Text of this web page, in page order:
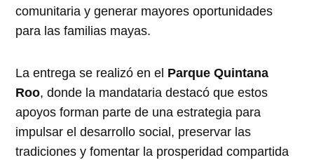
comunitaria y generar mayores oportunidades
para las familias mayas.
La entrega se realizó en el Parque Quintana
Roo, donde la mandataria destacó que estos
apoyos forman parte de una estrategia para
impulsar el desarrollo social, preservar las
tradiciones y fomentar la prosperidad compartida